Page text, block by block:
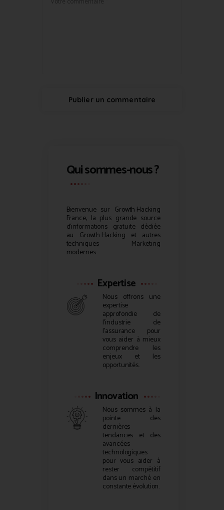
Qui sommes-nous ?
Bienvenue sur Growth Hacking
France, la plus grande source
d’informations gratuite dédiée
au Growth Hacking et autres
techniques Marketing
modernes.
Expertise
Nous offrons une
expertise
approfondie de
l’industrie de
l’assurance pour
vous aider à mieux
comprendre les
enjeux et les
opportunités.
Innovation
Nous sommes à la
pointe des
dernières
tendances et des
avancées
technologiques
pour vous aider à
rester compétitif
dans un marché en
constante évolution.